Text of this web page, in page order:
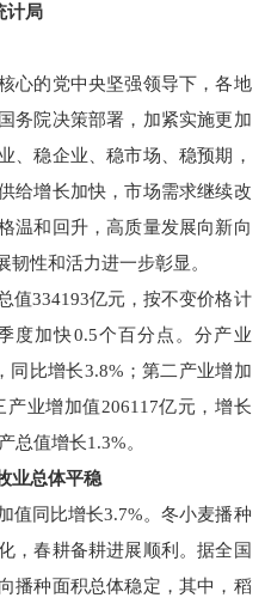
计局
心的党中央坚强领导下，各地
务院决策部署，加紧实施更加
、稳企业、稳市场、稳预期，
给增长加快，市场需求继续改
温和回升，高质量发展向新向
性和活力进一步彰显。
值334193亿元，按不变价格计
度加快0.5个百分点。分产业
同比增长3.8%；第二产业增加
产业增加值206117亿元，增长
总值增长1.3%。
业总体平稳
值同比增长3.7%。冬小麦播种
，春耕备耕进展顺利。据全国
播种面积总体稳定，其中，稻